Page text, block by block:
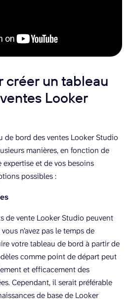
créer un tableau
Looker
de bord des ventes Looker Studio
manières, en fonction de
expertise et de vos besoins
possibles :
de vente Looker Studio peuvent
n’avez pas le temps de
votre tableau de bord à partir de
comme point de départ peut
et efficacement des
Cependant, il serait préférable
de base de Looker